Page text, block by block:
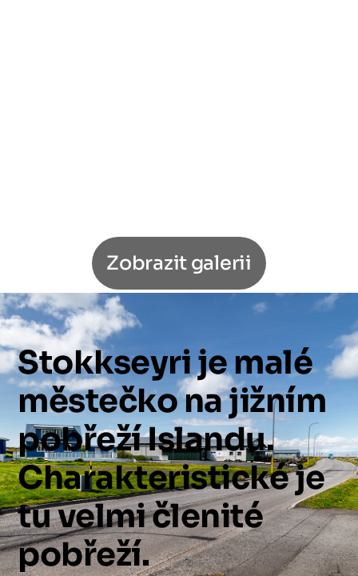
Zobrazit galerii
Stokkseyrije malé
městečkonajižním
pobřežíIslandu.
Charakteristickéje
tuvelmičlenité
pobřeží.